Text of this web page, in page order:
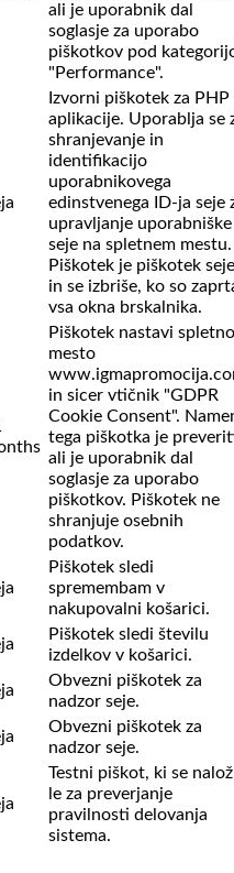
ali je uporabnik dal
soglasje za uporabo
piškotkov pod
"Performance".
Izvorni piškotek za PHP
aplikacije. Uporablja se
shranjevanje in
identifikacijo
uporabnikovega
edinstvenega ID-ja seje
upravljanje uporabniške
seje na spletnem mestu.
Piškotek je piškotek seje
in se izbriše, ko so
vsa okna brskalnika.
Piškotek nastavi spletno
mesto
in sicer vtičnik "GDPR
Cookie Consent".
tega piškotka je
ali je uporabnik dal
soglasje za uporabo
piškotkov. Piškotek ne
shranjuje osebnih
podatkov.
Piškotek sledi
spremembam v
nakupovalni košarici.
Piškotek sledi številu
izdelkov v košarici.
Obvezni piškotek za
nadzor seje.
Obvezni piškotek za
nadzor seje.
Testni piškot, ki se
le za preverjanje
pravilnosti delovanja
sistema.